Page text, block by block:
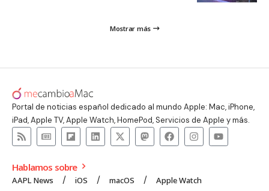
Mostrar más
Portal de noticias español dedicado al mundo Apple: Mac, iPhone,
iPad, Apple TV, Apple Watch, HomePod, Servicios de Apple y más.
Hablamos sobre
AAPL News iOS macOS
Apple Watch